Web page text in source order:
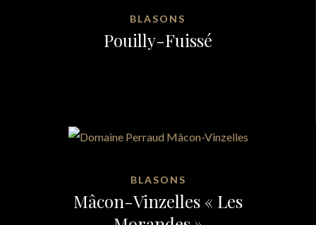
BLASONS
Pouilly-Fuissé
BLASONS
Mâcon-Vinzelles « Les